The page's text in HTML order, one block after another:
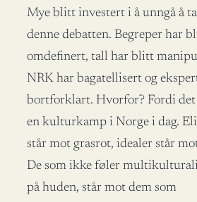
Mye blitt investert i å unngå å ta
denne debatten. Begreper har
omdefinert, tall har blitt
NRK har bagatellisert og
bortforklart. Hvorfor? Fordi det
en kulturkamp i Norge i dag.
står mot grasrot, idealer står
De som ikke føler
på huden, står mot dem som